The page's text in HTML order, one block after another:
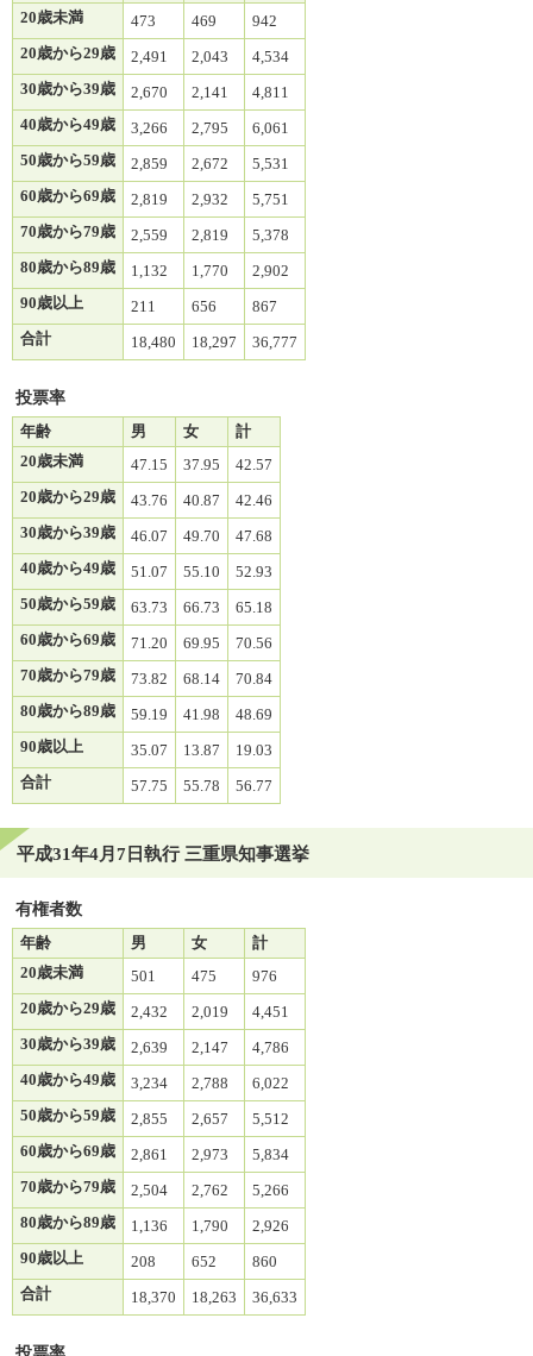
20歳未満
473 469
942
20歳から29歳
2,491 2,043
4,534
30歳から39歳
2,670 2,141
4,811
40歳から49歳
3,266 2,795
6,061
50歳から59歳
2,859 2,672
5,531
60歳から69歳
2,819 2,932
5,751
70歳から79歳
2,559 2,819
5,378
80歳から89歳
1,132 1,770
2,902
90歳以上
211 656
867
合計
18,480 18,297 36,777
投票率
年齢
男 女
計
20歳未満
47.15 37.95
42.57
20歳から29歳
43.76 40.87
42.46
30歳から39歳
46.07 49.70
47.68
40歳から49歳
51.07 55.10
52.93
50歳から59歳
63.73 66.73
65.18
60歳から69歳
71.20 69.95
70.56
70歳から79歳
73.82 68.14
70.84
80歳から89歳
59.19 41.98
48.69
90歳以上
35.07 13.87
19.03
合計
57.75 55.78 56.77
平成31年4月7日執行 三重県知事選挙
有権者数
年齢
男 女
計
20歳未満
501 475
976
20歳から29歳
2,432 2,019
4,451
30歳から39歳
2,639 2,147
4,786
40歳から49歳
3,234 2,788
6,022
50歳から59歳
2,855 2,657
5,512
60歳から69歳
2,861 2,973
5,834
70歳から79歳
2,504 2,762
5,266
80歳から89歳
1,136 1,790
2,926
90歳以上
208 652
860
合計
18,370 18,263 36,633